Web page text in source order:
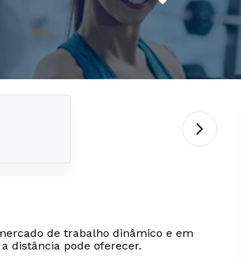
de trabalho dinâmico e em
distância pode oferecer.